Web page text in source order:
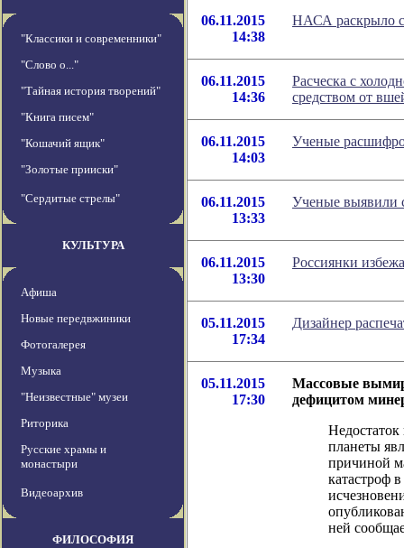
"Классики и современники"
"Слово о..."
"Тайная история творений"
"Книга писем"
"Кошачий ящик"
"Золотые прииски"
"Сердитые стрелы"
КУЛЬТУРА
Афиша
Новые передвжиники
Фотогалерея
Музыка
"Неизвестные" музеи
Риторика
Русские храмы и
монастыри
Видеоархив
ФИЛОСОФИЯ
06.11.2015
14:38
НАСА раскрыло
06.11.2015
14:36
Расческа с
средством от
06.11.2015
14:03
Ученые
06.11.2015
13:33
Ученые выявили
06.11.2015
13:30
Россиянки
05.11.2015
17:34
Дизайнер
05.11.2015
17:30
Массовые
дефицитом
планеты
причиной
катастроф
ней